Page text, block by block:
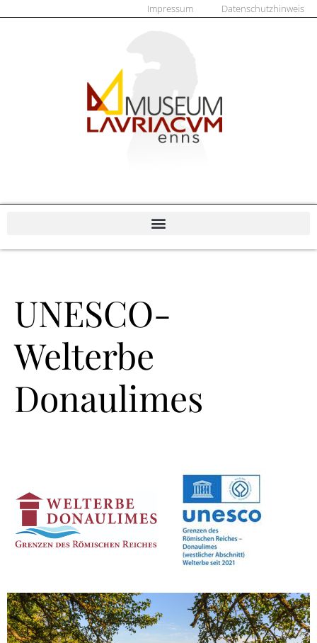
Impressum Datenschutzhinweis
UNESCO-
Welterbe
Donaulimes